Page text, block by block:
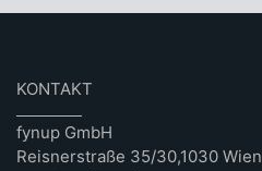
KONTAKT
fynup GmbH
Reisnerstraße 35/30,1030 Wien